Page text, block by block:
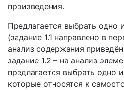
произведения.
Предлагается выбрать одно
(задание 1.1 направлено в
анализ содержания
задание 1.2 – на анализ
предлагается выбрать одно
которые относятся к